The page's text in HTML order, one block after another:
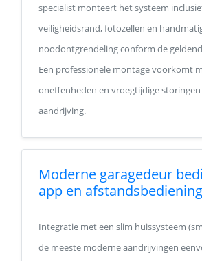
specialist monteert het systeem
veiligheidsrand, fotozellen en
noodontgrendeling conform de
Een professionele montage voorkomt
oneffenheden en vroegtijdige storingen
aandrijving.
Moderne garagedeur
app en afstandsbediening
Integratie met een slim huissysteem
de meeste moderne aandrijvingen